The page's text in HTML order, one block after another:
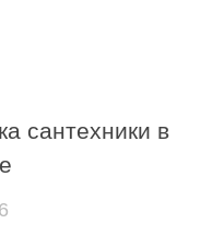
сантехники в